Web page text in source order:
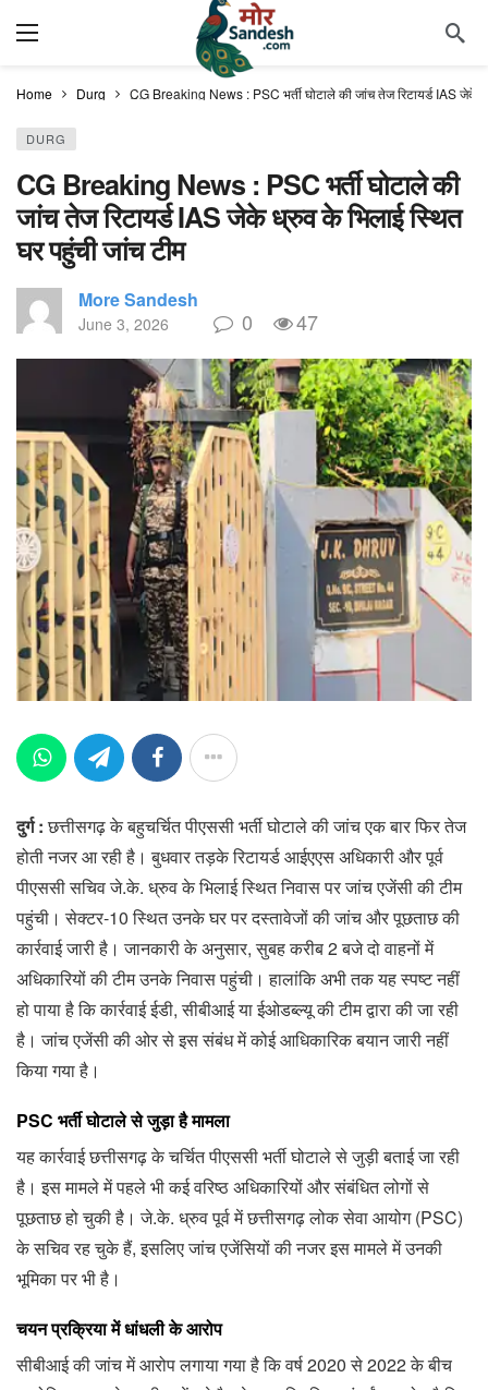
Home Durg CG Breaking News : PSC भर्ती घोटाले की जांच तेज रिटायर्ड IAS जेके
DURG
CG Breaking News : PSC भर्ती घोटाले की
जांच तेज रिटायर्ड IAS जेके ध्रुव के भिलाई स्थित
घर पहुंची जांच टीम
More Sandesh
June 3, 2026 0 47
दुर्ग :छत्तीसगढ़ के बहुचर्चित पीएससी भर्ती घोटाले की जांच एक बार फिर तेज
होती नजर आ रही है। बुधवार तड़के रिटायर्ड आईएएस अधिकारी और पूर्व
पीएससी सचिव जे.के. ध्रुव के भिलाई स्थित निवास पर जांच एजेंसी की टीम
पहुंची। सेक्टर-10 स्थित उनके घर पर दस्तावेजों की जांच और पूछताछ की
कार्रवाई जारी है। जानकारी के अनुसार, सुबह करीब 2 बजे दो वाहनों में
अधिकारियों की टीम उनके निवास पहुंची। हालांकि अभी तक यह स्पष्ट नहीं
हो पाया है कि कार्रवाई ईडी, सीबीआई या ईओडब्ल्यू की टीम द्वारा की जा रही
है। जांच एजेंसी की ओर से इस संबंध में कोई आधिकारिक बयान जारी नहीं
किया गया है।
PSC भर्ती घोटाले से जुड़ा है मामला
यह कार्रवाई छत्तीसगढ़ के चर्चित पीएससी भर्ती घोटाले से जुड़ी बताई जा रही
है। इस मामले में पहले भी कई वरिष्ठ अधिकारियों और संबंधित लोगों से
पूछताछ हो चुकी है। जे.के. ध्रुव पूर्व में छत्तीसगढ़ लोक सेवा आयोग (PSC)
के सचिव रह चुके हैं, इसलिए जांच एजेंसियों की नजर इस मामले में उनकी
भूमिका पर भी है।
चयन प्रक्रिया में धांधली के आरोप
सीबीआई की जांच में आरोप लगाया गया है कि वर्ष 2020 से 2022 के बीच